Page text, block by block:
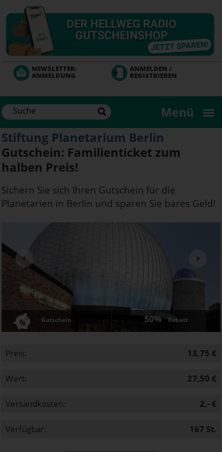
zum
Inhalt
NEWSLETTER-
ANMELDUNG
ANMELDEN /
REGISTRIEREN
Menü
Stiftung Planetarium Berlin
Gutschein: Familienticket zum
halben Preis!
Sichern Sie sich Ihren Gutschein für die
Planetarien in Berlin und sparen Sie bares Geld!
Gutschein 50% Rabatt
Next
Preis: 13,75 €
Wert: 27,50 €
Versandkosten: 2,- €
Verfügbar: 167 St.